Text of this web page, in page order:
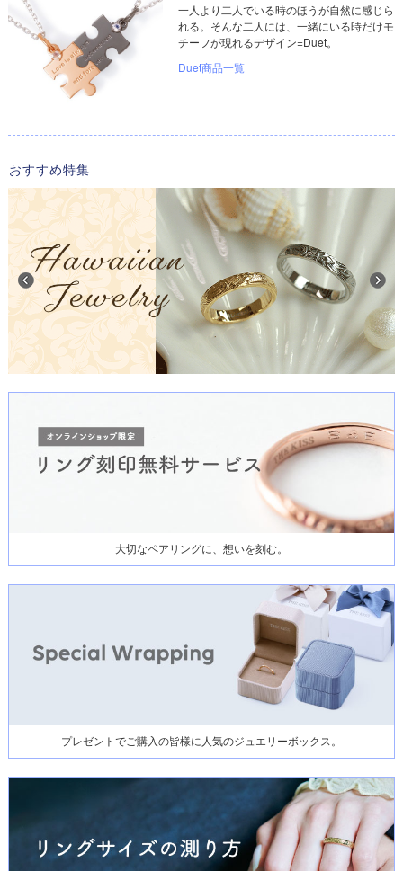
一人より二人でいる時のほうが自然に感じら
れる。そんな二人には、一緒にいる時だけモ
チーフが現れるデザイン=Duet。
Duet商品一覧
おすすめ特集
大切なペアリングに、想いを刻む。
プレゼントでご購入の皆様に人気のジュエリーボックス。